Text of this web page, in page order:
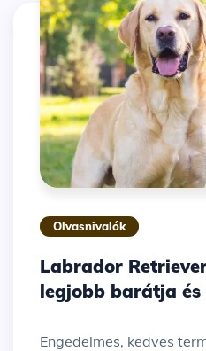
Olvasnivalók
Labrador
legjobb barátja
Engedelmes, kedves természetű és nagy